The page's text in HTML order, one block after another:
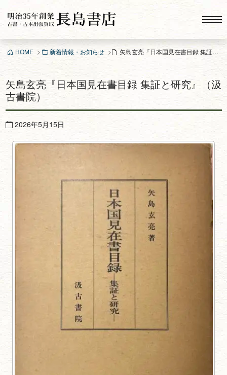
ン
ツ
ス
キ
HOME 新着情報・お知らせ 矢島玄亮『日本国見在書目録 集証と研究』（汲古書院）
矢島玄亮『日本国見在書目録 集証と研究』（汲
古書院）
2026年5月15日